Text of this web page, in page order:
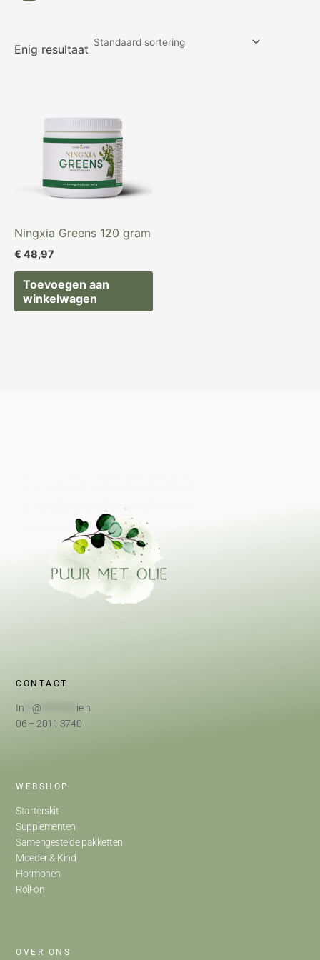
Enig resultaat
Ningxia Greens 120 gram
€ 48,97
Toevoegen aan
winkelwagen
CONTACT
In @
ie.nl
06 – 2011 3740
WEBSHOP
Starterskit
Supplementen
Samengestelde pakketten
Moeder & Kind
Hormonen
Roll-on
OVER ONS